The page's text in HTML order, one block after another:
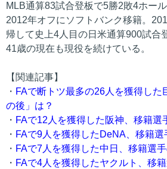
MLB通算83試合登板で5勝2敗4ホー
2012年オフにソフトバンク移籍。
帰して史上4人目の日米通算900試合
41歳の現在も現役を続けている。
【関連記事】
・ FAで断トツ最多の26人を獲得した
の後」は？
・ FAで12人を獲得した阪神、移籍選
・ FAで9人を獲得したDeNA、移籍選
・ FAで7人を獲得した中日、移籍選
・ FAで4人を獲得したヤクルト、移籍